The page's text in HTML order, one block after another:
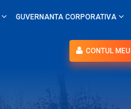
GUVERNANTA CORPORATIVA
CONTUL MEU